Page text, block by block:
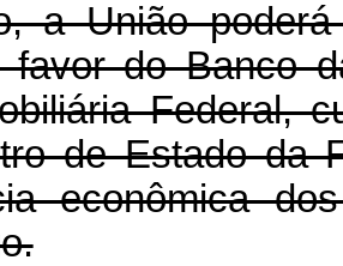
a União
favor do Banco
Federal,
de Estado da
econômica